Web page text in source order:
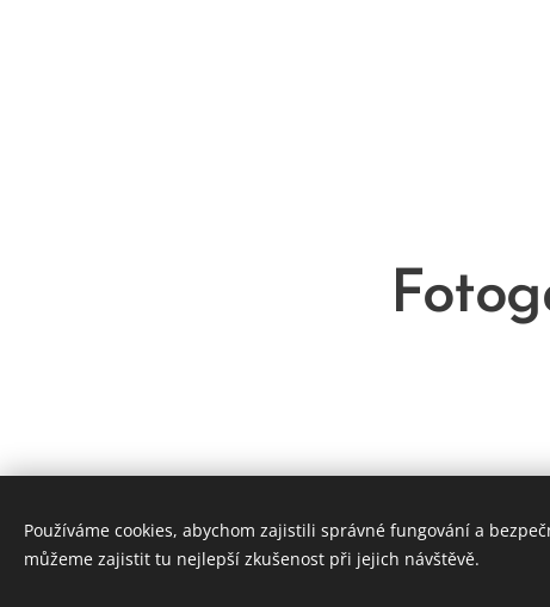
Používáme cookies, abychom zajistili správné fungování a
můžeme zajistit tu nejlepší zkušenost při jejich návštěvě.